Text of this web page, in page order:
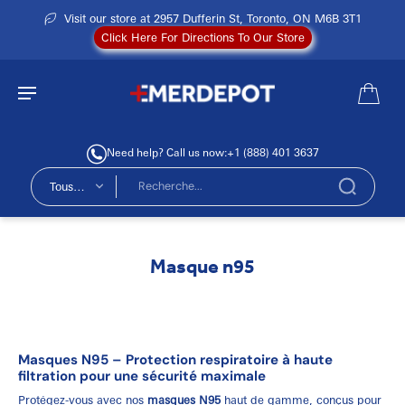
Visit our store at 2957 Dufferin St, Toronto, ON M6B 3T1
Click Here For Directions To Our Store
Need help? Call us now:+1 (888) 401 3637
Tous
Masque n95
Masques N95 – Protection respiratoire à haute
filtration pour une sécurité maximale
Protégez-vous avec nos masques N95 haut de gamme, conçus pour